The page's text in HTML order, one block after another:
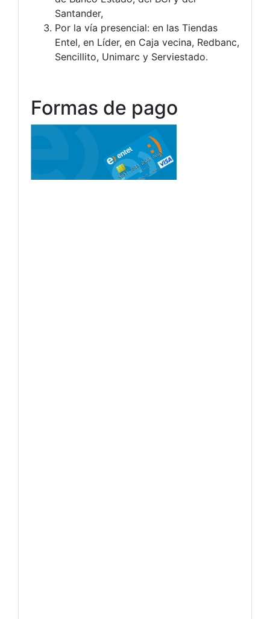
Santander,
Por la vía presencial: en las Tiendas
Entel, en Líder, en Caja vecina, Redbanc,
Sencillito, Unimarc y Serviestado.
Formas de pago